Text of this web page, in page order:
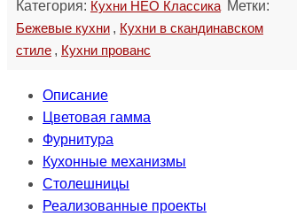
Категория: Кухни НЕО Классика Метки:
Бежевые кухни , Кухни в скандинавском
стиле , Кухни прованс
Описание
Цветовая гамма
Фурнитура
Кухонные механизмы
Столешницы
Реализованные проекты